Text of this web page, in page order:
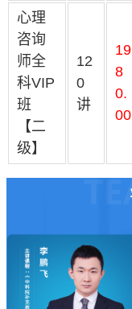
心理
咨询
师全
科VIP
班
【二
级】
12
0
讲
19
8
0.
00